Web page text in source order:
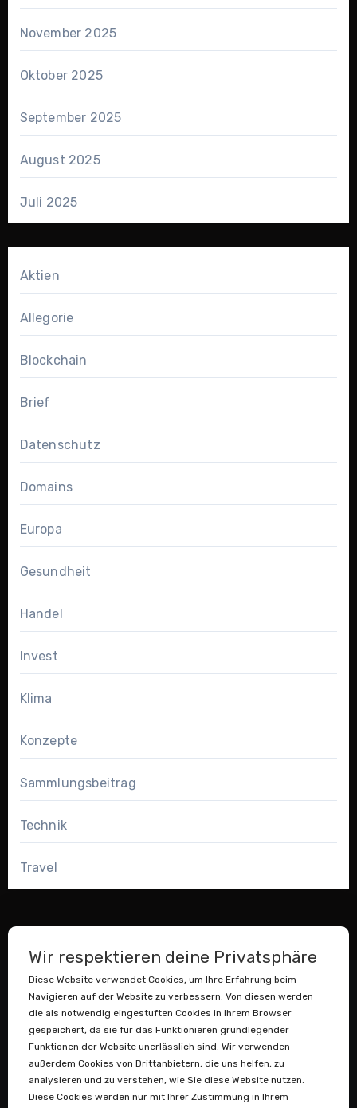
November 2025
Oktober 2025
September 2025
August 2025
Juli 2025
Aktien
Allegorie
Blockchain
Brief
Datenschutz
Domains
Europa
Gesundheit
Handel
Invest
Klima
Konzepte
Sammlungsbeitrag
Technik
Travel
Datenstaubsauger
Wir respektieren deine Privatsphäre
Diese Website verwendet Cookies, um Ihre Erfahrung beim
Navigieren auf der Website zu verbessern. Von diesen werden
die als notwendig eingestuften Cookies in Ihrem Browser
gespeichert, da sie für das Funktionieren grundlegender
Funktionen der Website unerlässlich sind. Wir verwenden
außerdem Cookies von Drittanbietern, die uns helfen, zu
analysieren und zu verstehen, wie Sie diese Website nutzen.
Diese Cookies werden nur mit Ihrer Zustimmung in Ihrem